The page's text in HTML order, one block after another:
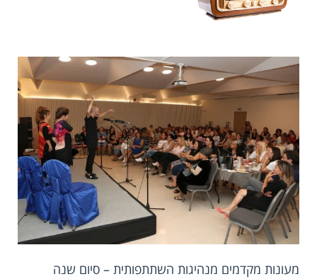
מעונות מקדמים מנהיגות השתתפותית – סיום שנה